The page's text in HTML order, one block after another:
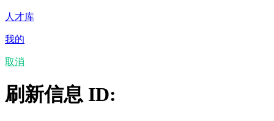
人才库
我的
取消
刷新信息 ID: